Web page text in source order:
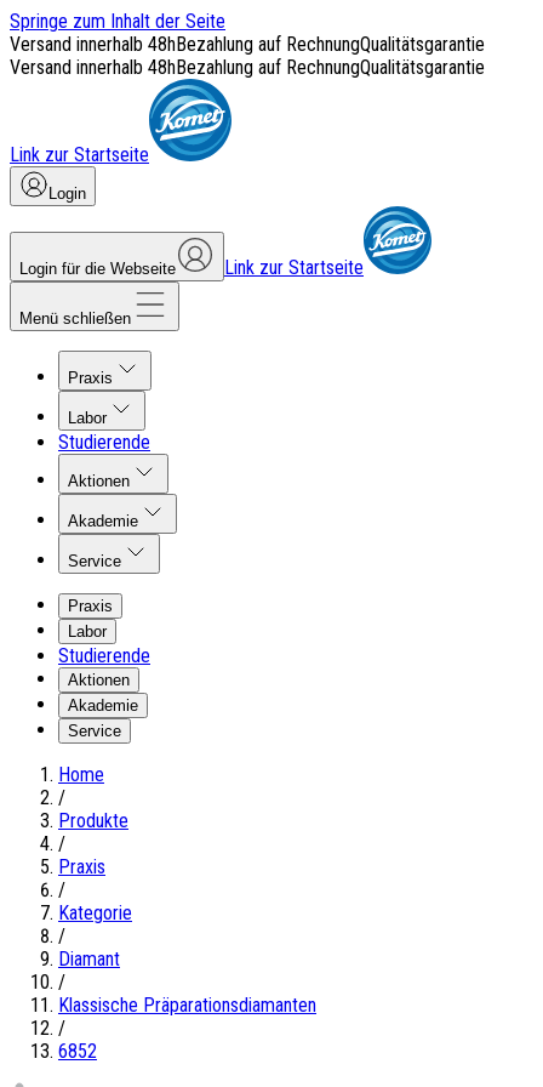
Springe zum Inhalt der Seite
Versand innerhalb 48hBezahlung auf RechnungQualitätsgarantie
Versand innerhalb 48hBezahlung auf RechnungQualitätsgarantie
Link zur Startseite
Login
Login für die Webseite Link zur Startseite
Menü schließen
Praxis
Labor
Studierende
Aktionen
Akademie
Service
Praxis
Labor
Studierende
Aktionen
Akademie
Service
Home
/
Produkte
/
Praxis
/
Kategorie
/
Diamant
/
Klassische Präparationsdiamanten
/
6852